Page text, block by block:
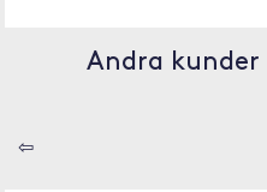
Andra kunder
⇦